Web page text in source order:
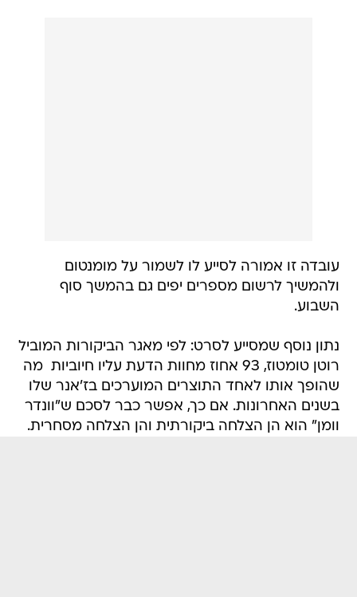
עובדה זו אמורה לסייע לו לשמור על מומנטום
ולהמשיך לרשום מספרים יפים גם בהמשך סוף
השבוע.
נתון נוסף שמסייע לסרט: לפי מאגר הביקורות המוביל
רוטן טומטוז, 93 אחוז מחוות הדעת עליו חיוביות  מה
שהופך אותו לאחד התוצרים המוערכים בז'אנר שלו
בשנים האחרונות. אם כך, אפשר כבר לסכם ש"וונדר
וומן" הוא הן הצלחה ביקורתית והן הצלחה מסחרית.